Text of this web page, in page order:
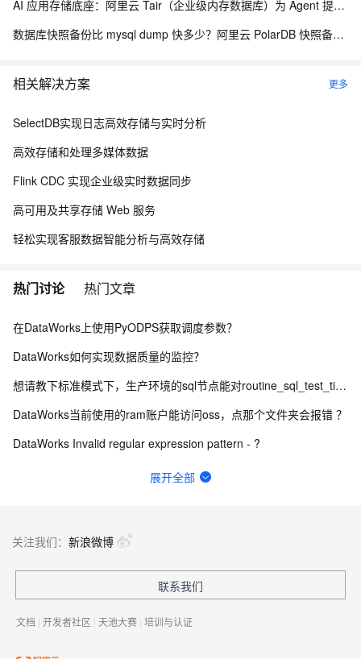
AI 应用存储底座：阿里云 Tair（企业级内存数据库）为 Agent 提供毫秒级数据访问
数据库快照备份比 mysql dump 快多少？阿里云 PolarDB 快照备份与库表恢复解析
相关解决方案 更多
SelectDB实现日志高效存储与实时分析
高效存储和处理多媒体数据
Flink CDC 实现企业级实时数据同步
高可用及共享存储 Web 服务
轻松实现客服数据智能分析与高效存储
热门讨论 热门文章
在DataWorks上使用PyODPS获取调度参数？
DataWorks如何实现数据质量的监控？
想请教下标准模式下，生产环境的sql节点能对routine_sql_test_tianyi进行sel
DataWorks当前使用的ram账户能访问oss，点那个文件夹会报错 ？
DataWorks Invalid regular expression pattern - ?
DataWorks固定列切分使用示例是什么？
数据来源：com.alibaba.fastjson.JSONException: syntax er
DataWorks failed: ODPS-0010000:System internal？
展开全部
关注我们： 新浪微博
联系我们
文档 | 开发者社区 | 天池大赛 | 培训与认证